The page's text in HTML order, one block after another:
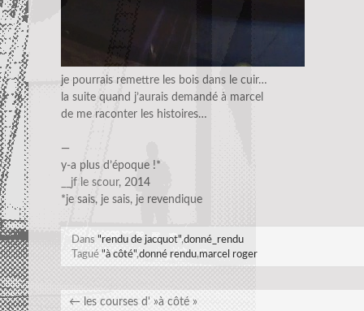
je pourrais remettre les bois dans le cuir…
la suite quand j’aurais demandé à marcel
de me raconter les histoires…
—
y-a plus d’époque !*
__jf le scour, 2014
*je sais, je sais, je revendique
Dans "rendu de jacquot",donné_rendu
Tagué "à côté",donné rendu,marcel roger
← les courses d' »à côté »